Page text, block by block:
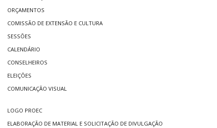
ORÇAMENTOS
COMISSÃO DE EXTENSÃO E CULTURA
SESSÕES
CALENDÁRIO
CONSELHEIROS
ELEIÇÕES
COMUNICAÇÃO VISUAL
LOGO PROEC
ELABORAÇÃO DE MATERIAL E SOLICITAÇÃO DE DIVULGAÇÃO